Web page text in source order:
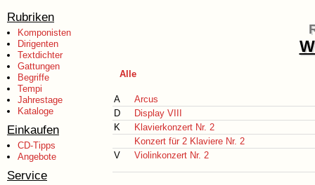
Rubriken
Komponisten
Dirigenten
Textdichter
Gattungen
Begriffe
Tempi
Jahrestage
Kataloge
Einkaufen
CD-Tipps
Angebote
Service
Alle
A
Arcus
D
Display VIII
K
Klavierkonzert Nr. 2
Konzert für 2 Klaviere Nr. 2
V
Violinkonzert Nr. 2